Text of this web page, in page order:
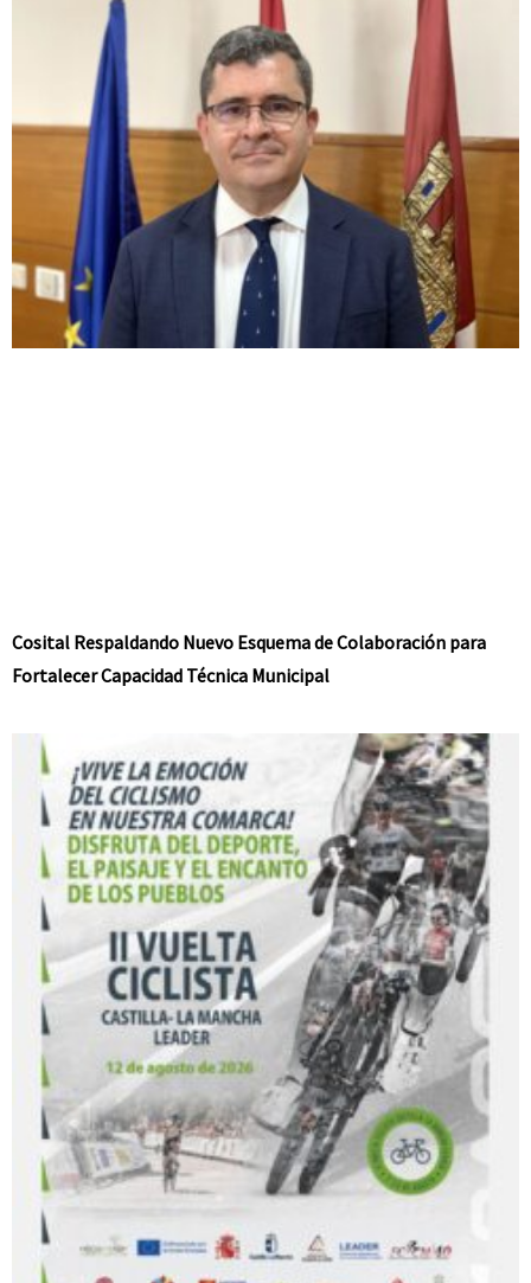
Cosital Respaldando Nuevo Esquema de Colaboración para
Fortalecer Capacidad Técnica Municipal